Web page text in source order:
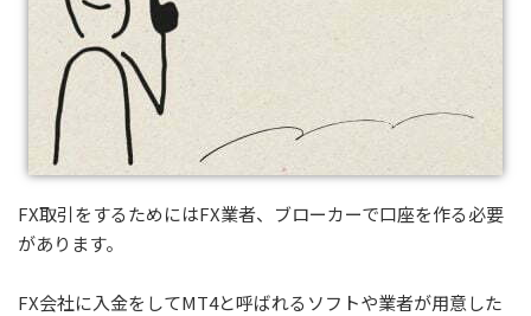
FX取引をするためにはFX業者、ブローカーで口座を作る必要
があります。
FX会社に入金をしてMT4と呼ばれるソフトや業者が用意した